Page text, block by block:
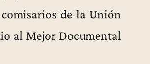
de la Unión
al Mejor Documental